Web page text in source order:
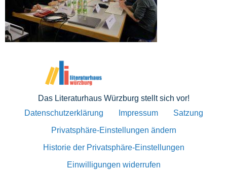
Das Literaturhaus Würzburg stellt sich vor!
Datenschutzerklärung
Impressum
Satzung
Privatsphäre-Einstellungen ändern
Historie der Privatsphäre-Einstellungen
Einwilligungen widerrufen